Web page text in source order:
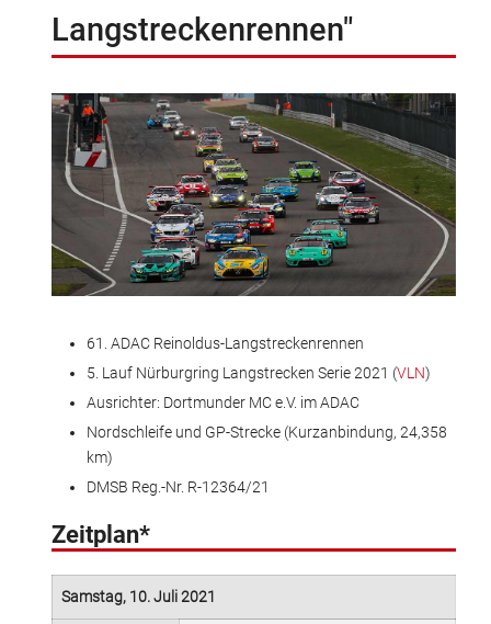
Langstreckenrennen"
61. ADAC Reinoldus-Langstreckenrennen
5. Lauf Nürburgring Langstrecken Serie 2021 (VLN)
Ausrichter: Dortmunder MC e.V. im ADAC
Nordschleife und GP-Strecke (Kurzanbindung, 24,358
km)
DMSB Reg.-Nr. R-12364/21
Zeitplan*
Samstag, 10. Juli 2021